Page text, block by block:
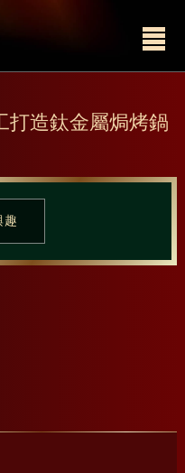
打造鈦金屬焗烤鍋
趣